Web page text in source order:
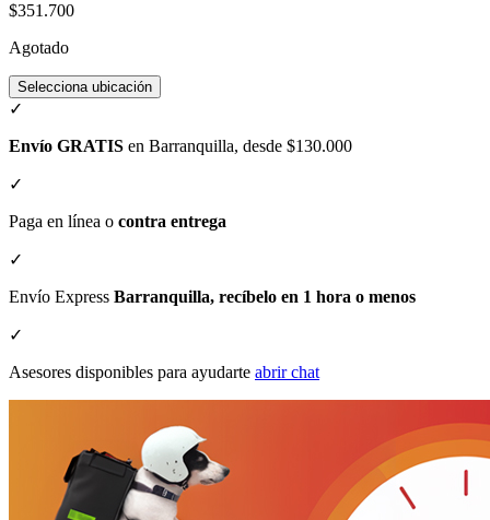
$351.700
Agotado
Selecciona ubicación
✓
Envío GRATIS en Barranquilla, desde $130.000
✓
Paga en línea o contra entrega
✓
Envío Express Barranquilla, recíbelo en 1 hora o menos
✓
Asesores disponibles para ayudarte abrir chat